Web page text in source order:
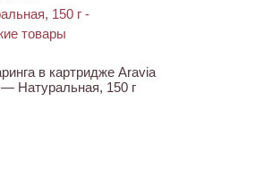
в картридже Aravia
Натуральная, 150 г